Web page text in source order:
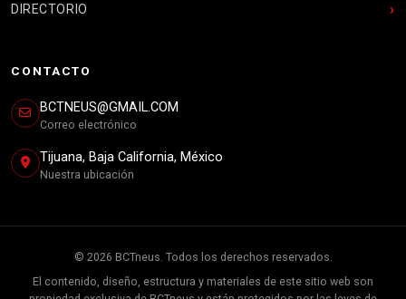
DIRECTORIO
CONTACTO
BCTNEUS@GMAIL.COM
Correo electrónico
Tijuana, Baja California, México
Nuestra ubicación
© 2026 BCTneus. Todos los derechos reservados.
El contenido, diseño, estructura y materiales de este sitio web son